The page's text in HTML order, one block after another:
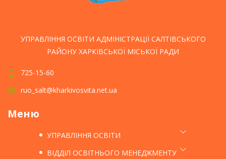
УПРАВЛІННЯ ОСВІТИ АДМІНІСТРАЦІЇ САЛТІВСЬКОГО
РАЙОНУ ХАРКІВСЬКОЇ МІСЬКОЇ РАДИ
725-15-60
ruo_salt@kharkivosvita.net.ua
Меню
УПРАВЛІННЯ ОСВІТИ
ВІДДІЛ ОСВІТНЬОГО МЕНЕДЖМЕНТУ